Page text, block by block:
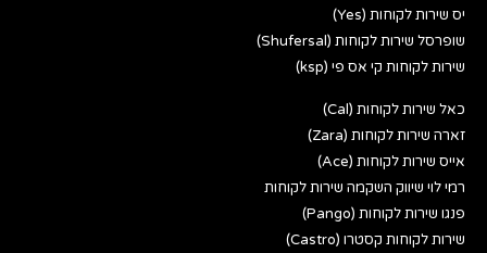
יס שירות לקוחות (Yes)
שופרסל שירות לקוחות (Shufersal)
שירות לקוחות קי אס פי (ksp)
כאל שירות לקוחות (Cal)
זארה שירות לקוחות (Zara)
אייס שירות לקוחות (Ace)
רמי לוי שיווק השקמה שירות לקוחות
פנגו שירות לקוחות (Pango)
שירות לקוחות קסטרו (Castro)